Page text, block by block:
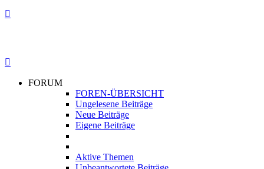
FORUM
FOREN-ÜBERSICHT
Ungelesene Beiträge
Neue Beiträge
Eigene Beiträge
Aktive Themen